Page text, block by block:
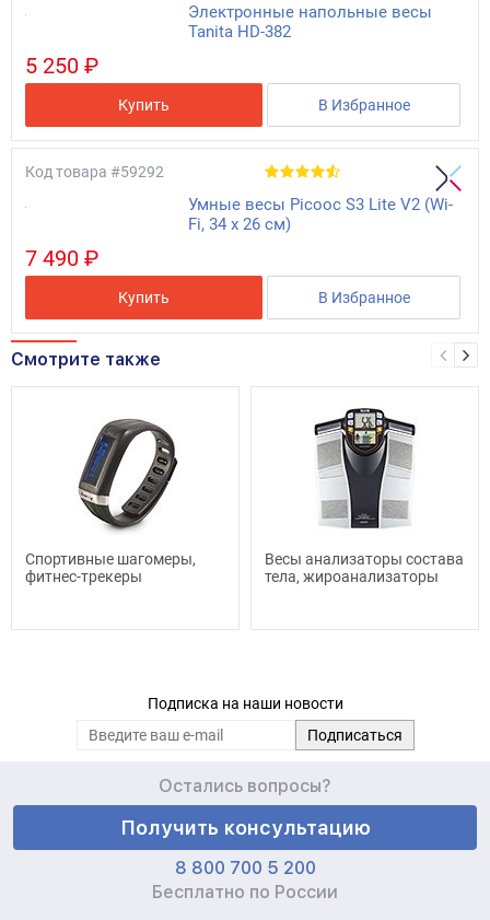
Электронные напольные весы
Tanita HD-382
5 250 ₽
Купить В Избранное
Код товара #59292
Умные весы Picooc S3 Lite V2 (Wi-
Fi, 34 х 26 см)
7 490 ₽
Купить В Избранное
Смотрите также
Спортивные шагомеры,
фитнес-трекеры
Весы анализаторы состава
тела, жироанализаторы
Подписка на наши новости
Остались вопросы?
Получить консультацию
8 800 700 5 200
Бесплатно по России